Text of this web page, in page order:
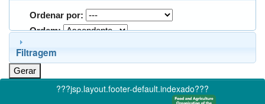
Ordenar por:
Ordem:
Filtragem
???jsp.layout.footer-default.indexado???